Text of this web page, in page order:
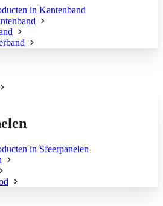
in Kantenband
in Sfeerpanelen